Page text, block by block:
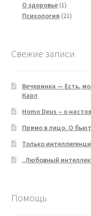
О здоровье 11
product
Психология 2121
Свежие записи
Вечеринка — Есть,
Карл
Homo Deus – о
Прямо в лицо. О
Только
„Любовный
Помощь